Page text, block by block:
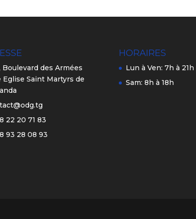
Boulevard des Armées
Eglise Saint Martyrs de
22 20 71 83
93 28 08 93
HORAIRES
Lun à Ven: 7h à 21h
Sam: 8h à 18h